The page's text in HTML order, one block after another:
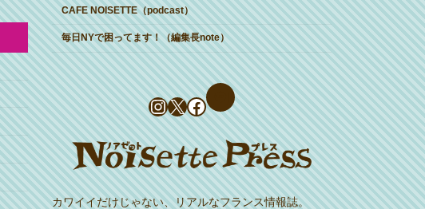
CAFE NOISETTE（podcast）
毎日NYで困ってます！（編集長note）
Instagram
X Facebook
カワイイだけじゃない、リアルなフランス情報誌。